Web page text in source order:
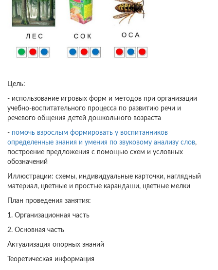
Цель:
- использование игровых форм и методов при организации
учебно-воспитательного процесса по развитию речи и
речевого общения детей дошкольного возраста
- помочь взрослым формировать у воспитанников
определенные знания и умения по звуковому анализу слов,
построение предложения с помощью схем и условных
обозначений
Иллюстрации: схемы, индивидуальные карточки, наглядный
материал, цветные и простые карандаши, цветные мелки
План проведения занятия:
1. Организационная часть
2. Основная часть
Актуализация опорных знаний
Теоретическая информация